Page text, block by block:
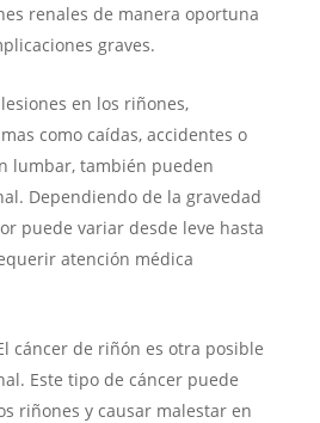
renales de manera oportuna
graves.
en los riñones,
como caídas, accidentes o
lumbar, también pueden
Dependiendo de la gravedad
puede variar desde leve hasta
atención médica
cáncer de riñón es otra posible
Este tipo de cáncer puede
riñones y causar malestar en